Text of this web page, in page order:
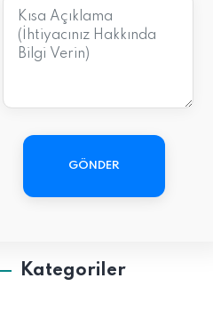
GÖNDER
Kategoriler